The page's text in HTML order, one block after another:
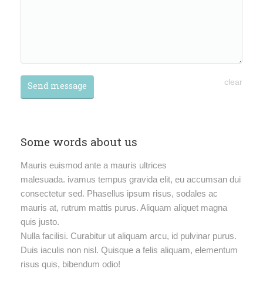
Send message clear
Some words about us
Mauris euismod ante a mauris ultrices
malesuada. ivamus tempus gravida elit, eu accumsan dui
consectetur sed. Phasellus ipsum risus, sodales ac
mauris at, rutrum mattis purus. Aliquam aliquet magna
quis justo.
Nulla facilisi. Curabitur ut aliquam arcu, id pulvinar purus.
Duis iaculis non nisl. Quisque a felis aliquam, elementum
risus quis, bibendum odio!